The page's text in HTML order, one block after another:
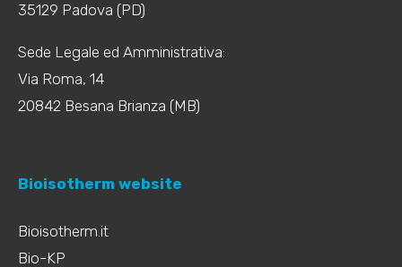
35129 Padova (PD)
Sede Legale ed Amministrativa:
Via Roma, 14
20842 Besana Brianza (MB)
Bioisotherm website
Bioisotherm.it
Bio-KP